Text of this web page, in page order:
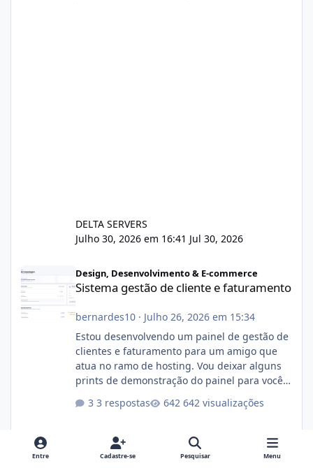
DELTA SERVERS
Julho 30, 2026 em 16:41 Jul 30, 2026
Design, Desenvolvimento & E-commerce
Sistema gestão de cliente e faturamento
bernardes10· Julho 26, 2026 em 15:34
Estou desenvolvendo um painel de gestão de
clientes e faturamento para um amigo que
atua no ramo de hosting. Vou deixar alguns
prints de demonstração do painel para vocês
com cerca de 80% concluído e conta com
hospedagem cPanel. Fico no aguardo do
feedback de vocês. TMJ! 🚀 Aceito críticas
3 respostas 642 visualizações
Entre Cadastre-se Pesquisar Menu